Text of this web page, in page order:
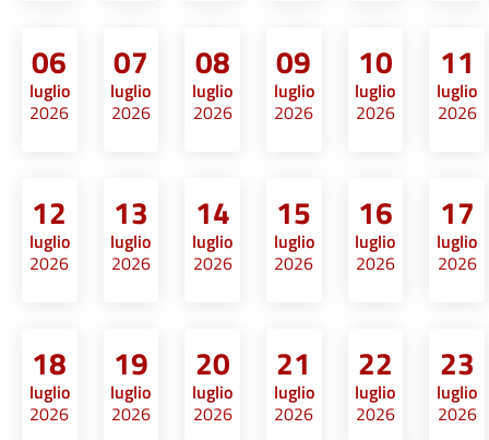
06
luglio
2026
07
luglio
2026
08
luglio
2026
09
luglio
2026
10
luglio
2026
11
luglio
2026
12
luglio
2026
13
luglio
2026
14
luglio
2026
15
luglio
2026
16
luglio
2026
17
luglio
2026
18
luglio
2026
19
luglio
2026
20
luglio
2026
21
luglio
2026
22
luglio
2026
23
luglio
2026